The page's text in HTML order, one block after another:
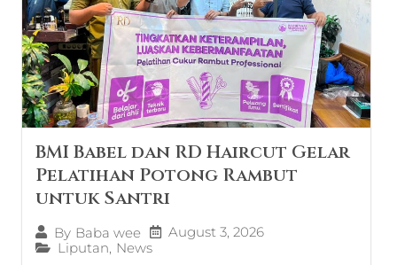
BMI Babel dan RD Haircut Gelar
Pelatihan Potong Rambut
untuk Santri
By Baba wee
August 3, 2026
Liputan, News